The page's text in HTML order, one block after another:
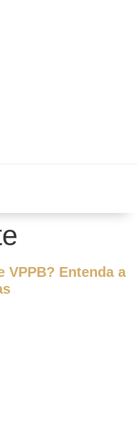
VPPB? Entenda a